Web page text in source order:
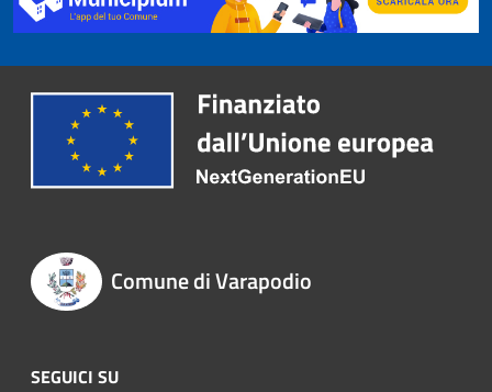
Comune di Varapodio
SEGUICI SU